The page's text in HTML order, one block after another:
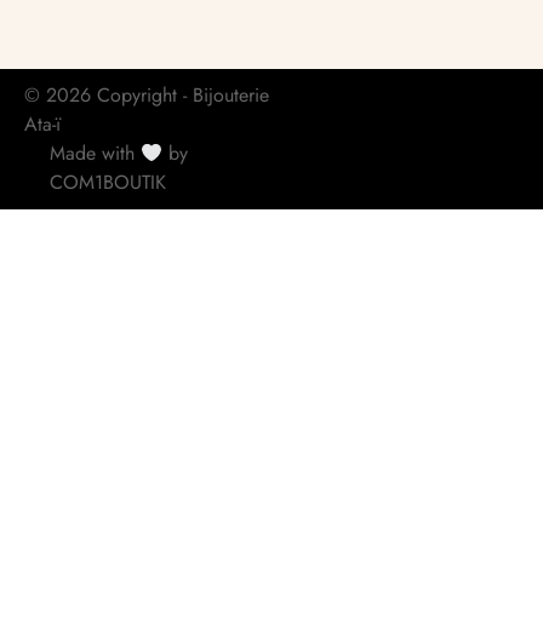
© 2026 Copyright - Bijouterie
Ata-ï
Made with
by
COM1BOUTIK